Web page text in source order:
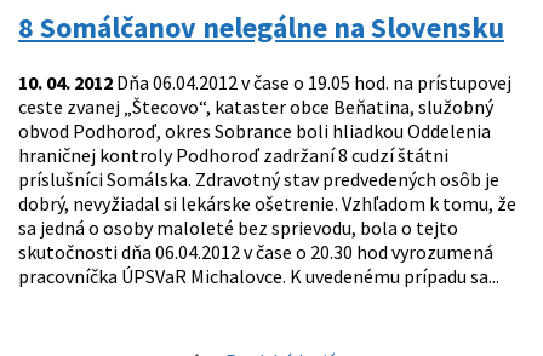
8 Somálčanov nelegálne na Slovensku
10. 04. 2012 Dňa 06.04.2012 v čase o 19.05 hod. na prístupovej
ceste zvanej „Štecovo“, kataster obce Beňatina, služobný
obvod Podhoroď, okres Sobrance boli hliadkou Oddelenia
hraničnej kontroly Podhoroď zadržaní 8 cudzí štátni
príslušníci Somálska. Zdravotný stav predvedených osôb je
dobrý, nevyžiadal si lekárske ošetrenie. Vzhľadom k tomu, že
sa jedná o osoby maloleté bez sprievodu, bola o tejto
skutočnosti dňa 06.04.2012 v čase o 20.30 hod vyrozumená
pracovníčka ÚPSVaR Michalovce. K uvedenému prípadu sa...